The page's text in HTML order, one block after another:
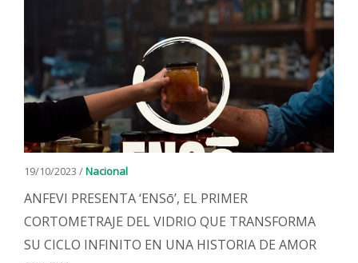
19/10/2023 /Nacional
ANFEVI PRESENTA ‘ENSō’, EL PRIMER
CORTOMETRAJE DEL VIDRIO QUE TRANSFORMA
SU CICLO INFINITO EN UNA HISTORIA DE AMOR